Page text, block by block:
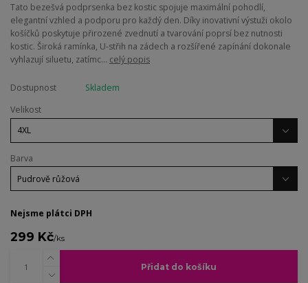
Tato bezešvá podprsenka bez kostic spojuje maximální pohodlí,
elegantní vzhled a podporu pro každý den. Díky inovativní výstuži okolo
košíčků poskytuje přirozené zvednutí a tvarování poprsí bez nutnosti
kostic. Široká ramínka, U-střih na zádech a rozšířené zapínání dokonale
vyhlazují siluetu, zatímc... celý popis
Dostupnost
Skladem
Velikost
Barva
Nejsme plátci DPH
299 Kč/ks
Přidat do košíku